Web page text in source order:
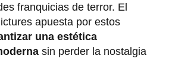
franquicias de terror. El
apuesta por estos
una estética
sin perder la nostalgia